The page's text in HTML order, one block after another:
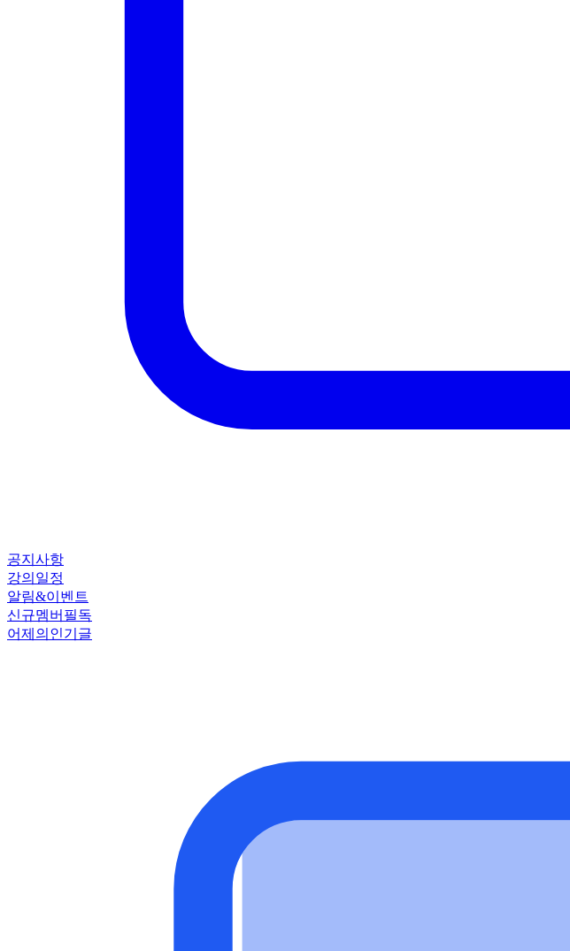
공지사항
강의일정
알림&이벤트
신규멤버필독
어제의인기글